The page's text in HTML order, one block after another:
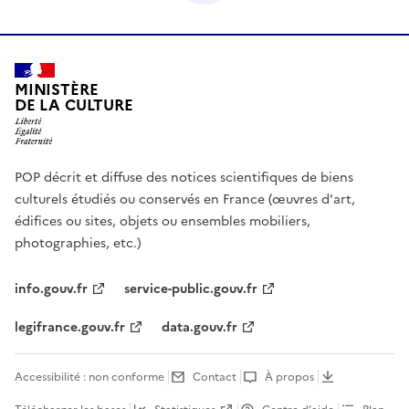
MINISTÈRE
DE LA CULTURE
POP décrit et diffuse des notices scientifiques de biens
culturels étudiés ou conservés en France (œuvres d'art,
édifices ou sites, objets ou ensembles mobiliers,
photographies, etc.)
info.gouv.fr
service-public.gouv.fr
legifrance.gouv.fr
data.gouv.fr
Accessibilité : non conforme Contact
À propos